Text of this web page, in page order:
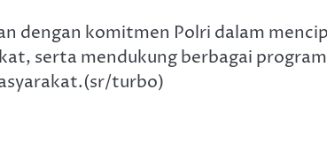
dengan komitmen Polri dalam
serta mendukung berbagai
turbo)